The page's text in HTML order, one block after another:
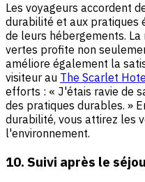
Les voyageurs accordent
durabilité et aux pratiques
de leurs hébergements.
vertes profite non
améliore également la
visiteur au The Scarlet
efforts : « J'étais ravie de
des pratiques durables. »
durabilité, vous attirez les
l'environnement.
10. Suivi après le